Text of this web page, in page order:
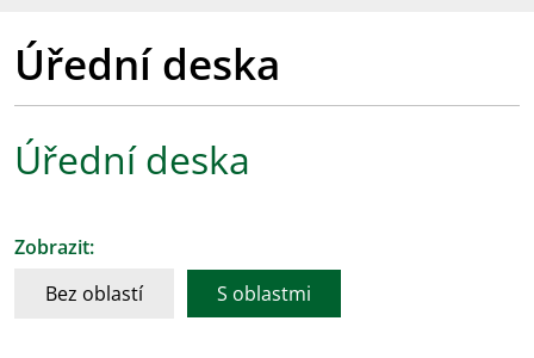
Úřední deska
Úřední deska
Zobrazit:
Bez oblastí
S oblastmi